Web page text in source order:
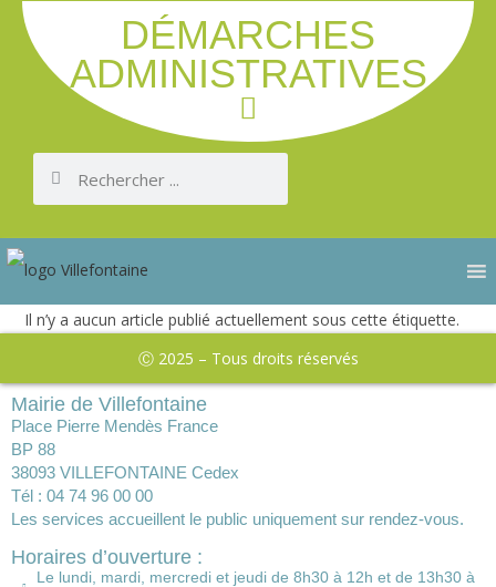
DÉMARCHES
ADMINISTRATIVES
Il n’y a aucun article publié actuellement sous cette étiquette.
Ⓒ 2025 – Tous droits réservés
Mairie de Villefontaine
Place Pierre Mendès France
BP 88
38093 VILLEFONTAINE Cedex
Tél : 04 74 96 00 00
Les services accueillent le public uniquement sur rendez-vous.
Horaires d’ouverture :
Le lundi, mardi, mercredi et jeudi de 8h30 à 12h et de 13h30 à